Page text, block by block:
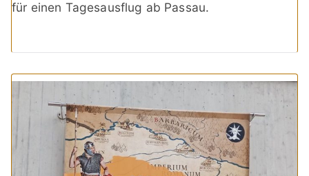
für einen Tagesausflug ab Passau.